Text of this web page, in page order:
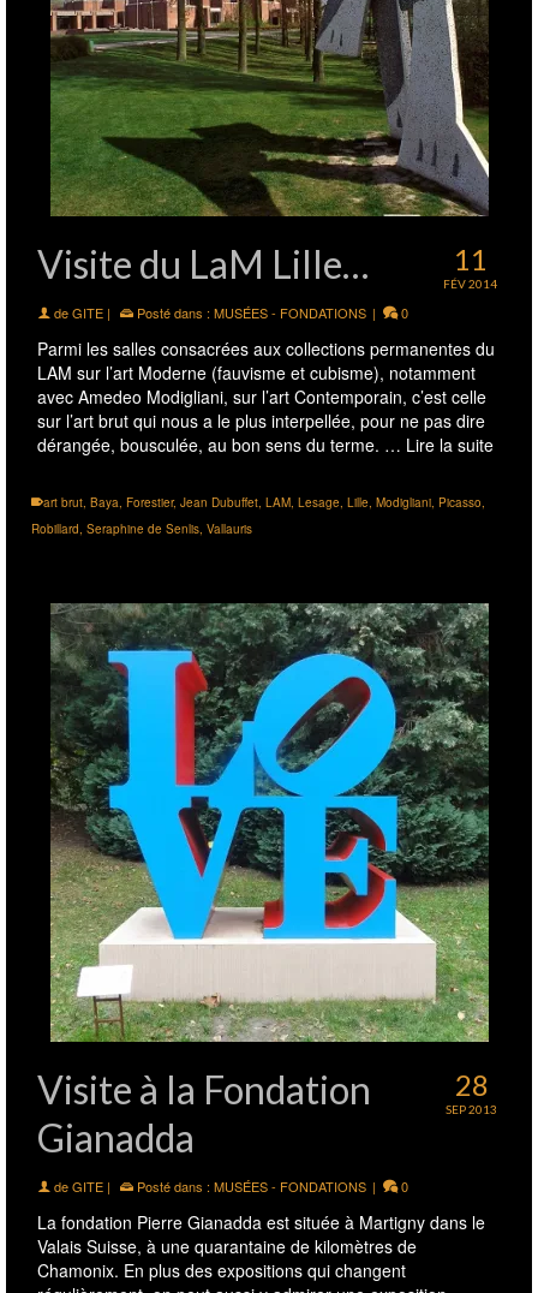
11
FÉV 2014
Visite du LaM Lille…
deGITE | Posté dans : MUSÉES - FONDATIONS | 0
Parmi les salles consacrées aux collections permanentes du
LAM sur l’art Moderne (fauvisme et cubisme), notamment
avec Amedeo Modigliani, sur l’art Contemporain, c’est celle
sur l’art brut qui nous a le plus interpellée, pour ne pas dire
dérangée, bousculée, au bon sens du terme. … Lire la suite
art brut, Baya, Forestier, Jean Dubuffet, LAM, Lesage, Lille, Modigliani, Picasso,
Robillard, Seraphine de Senlis, Vallauris
28
SEP 2013
Visite à la Fondation
Gianadda
deGITE | Posté dans : MUSÉES - FONDATIONS | 0
La fondation Pierre Gianadda est située à Martigny dans le
Valais Suisse, à une quarantaine de kilomètres de
Chamonix. En plus des expositions qui changent